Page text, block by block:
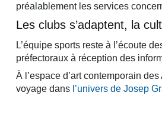
préalablement les services
Les clubs s’adaptent, la
L’équipe sports reste à l’écoute
préfectoraux à réception des
À l’espace d’art contemporain
voyage dans l’univers de Josep